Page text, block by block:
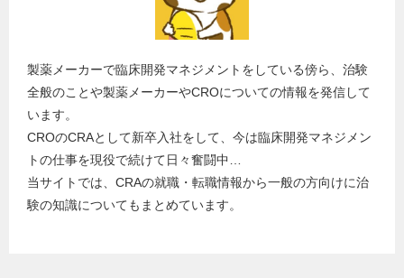
製薬メーカーで臨床開発マネジメントをしている傍ら、治験
全般のことや製薬メーカーやCROについての情報を発信して
います。
CROのCRAとして新卒入社をして、今は臨床開発マネジメン
トの仕事を現役で続けて日々奮闘中…
当サイトでは、CRAの就職・転職情報から一般の方向けに治
験の知識についてもまとめています。